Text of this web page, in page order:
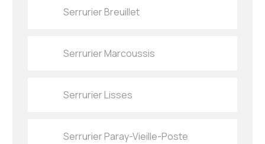
Serrurier Breuillet
Serrurier Marcoussis
Serrurier Lisses
Serrurier Paray-Vieille-Poste